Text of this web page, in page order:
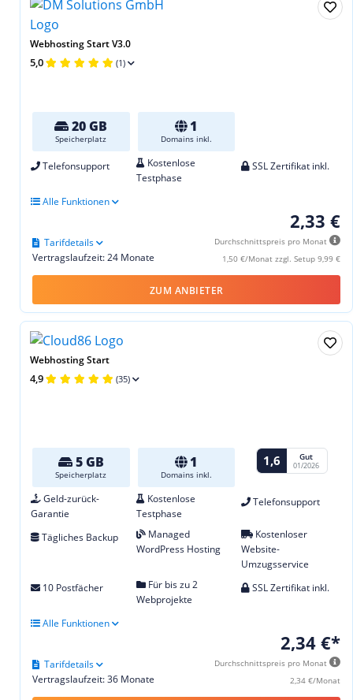
Webhosting Start V3.0
5,0 (1)
20 GB
Speicherplatz
1
Domains inkl.
Telefonsupport
Kostenlose
Testphase
SSL Zertifikat inkl.
Alle Funktionen
2,33 €
Durchschnittspreis pro Monat
1,50 €/Monat zzgl. Setup 9,99 €
Vertragslaufzeit: 24 Monate
Tarifdetails
ZUM ANBIETER
Webhosting Start
4,9 (35)
5 GB
Speicherplatz
1
Domains inkl.
1,6 Gut
01/2026
Geld-zurück-
Garantie
Kostenlose
Testphase
Telefonsupport
Tägliches Backup
Managed
WordPress Hosting
Kostenloser
Website-
Umzugsservice
10 Postfächer
Für bis zu 2
Webprojekte
SSL Zertifikat inkl.
Alle Funktionen
2,34 €*
Durchschnittspreis pro Monat
2,34 €/Monat
Vertragslaufzeit: 36 Monate
Tarifdetails